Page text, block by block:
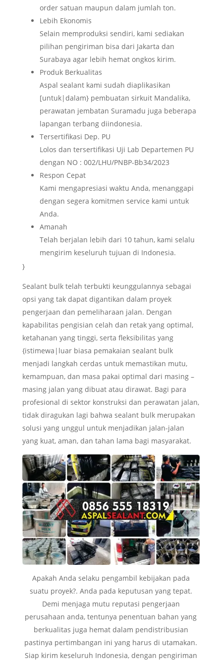
order satuan maupun dalam jumlah ton.
Lebih Ekonomis
Selain memproduksi sendiri, kami sediakan
pilihan pengiriman bisa dari Jakarta dan
Surabaya agar lebih hemat ongkos kirim.
Produk Berkualitas
Aspal sealant kami sudah diaplikasikan
[untuk|dalam} pembuatan sirkuit Mandalika,
perawatan jembatan Suramadu juga beberapa
lapangan terbang diindonesia.
Tersertifikasi Dep. PU
Lolos dan tersertifikasi Uji Lab Departemen PU
dengan NO : 002/LHU/PNBP-Bb34/2023
Respon Cepat
Kami mengapresiasi waktu Anda, menanggapi
dengan segera komitmen service kami untuk
Anda.
Amanah
Telah berjalan lebih dari 10 tahun, kami selalu
mengirim keseluruh tujuan di Indonesia.
}
Sealant bulk telah terbukti keunggulannya sebagai
opsi yang tak dapat digantikan dalam proyek
pengerjaan dan pemeliharaan jalan. Dengan
kapabilitas pengisian celah dan retak yang optimal,
ketahanan yang tinggi, serta fleksibilitas yang
{istimewa|luar biasa pemakaian sealant bulk
menjadi langkah cerdas untuk memastikan mutu,
kemampuan, dan masa pakai optimal dari masing –
masing jalan yang dibuat atau dirawat. Bagi para
profesional di sektor konstruksi dan perawatan jalan,
tidak diragukan lagi bahwa sealant bulk merupakan
solusi yang unggul untuk menjadikan jalan-jalan
yang kuat, aman, dan tahan lama bagi masyarakat.
Apakah Anda selaku pengambil kebijakan pada
suatu proyek?. Anda pada keputusan yang tepat.
Demi menjaga mutu reputasi pengerjaan
perusahaan anda, tentunya penentuan bahan yang
berkualitas juga hemat dalam pendistribusian
pastinya pertimbangan ini yang harus di utamakan.
Siap kirim keseluruh Indonesia, dengan pengiriman